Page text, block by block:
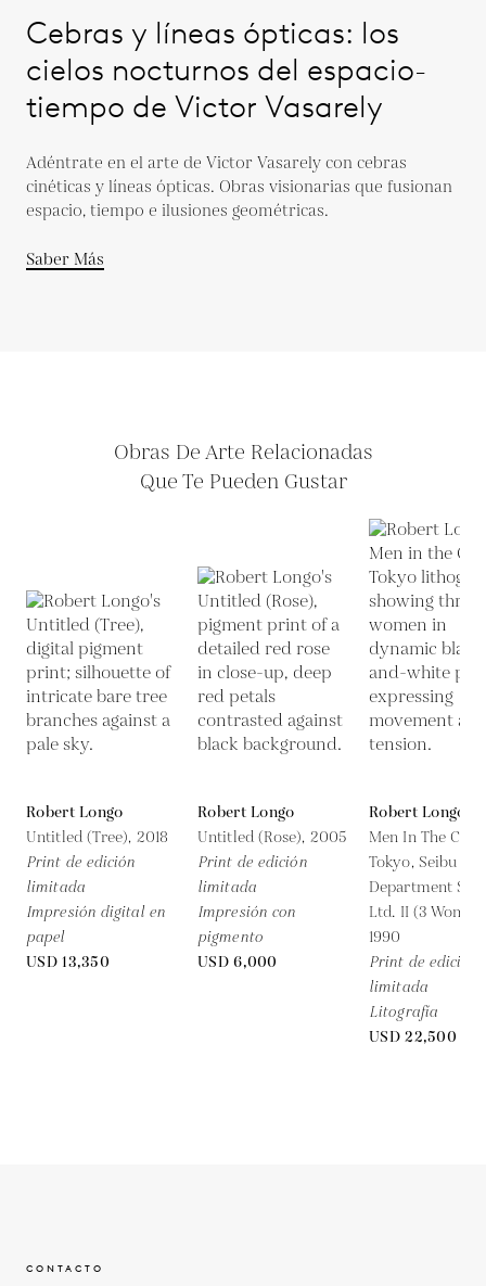
Cebras y líneas ópticas: los
cielos nocturnos del espacio-
tiempo de Victor Vasarely
Adéntrate en el arte de Victor Vasarely con cebras
cinéticas y líneas ópticas. Obras visionarias que fusionan
espacio, tiempo e ilusiones geométricas.
Saber Más
Obras De Arte Relacionadas
Que Te Pueden Gustar
Robert Longo
Untitled (Tree), 2018
Print de edición
limitada
Impresión digital en
papel
USD 13,350
Robert Longo
Untitled (Rose), 2005
Print de edición
limitada
Impresión con
pigmento
USD 6,000
Robert Longo
Men In The
Tokyo, Seibu
Department
Ltd. II (3
1990
Print de edición
limitada
Litografía
USD 22,500
CONTACTO